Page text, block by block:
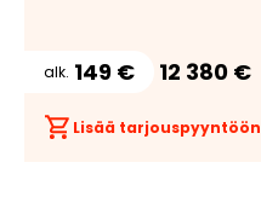
alk. 149 € 12 380 €
Lisää tarjouspyyntöön